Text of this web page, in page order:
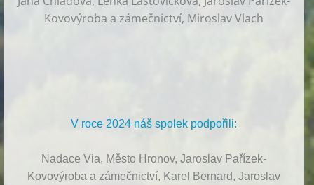
Kovovýroba a zámečnictví, Miroslav Vlach
V roce 2024 náš spolek podpořili:
Nadace Via, Město Hronov, Jaroslav Pařízek-
Kovovýroba a zámečnictví, Karel Bernard, Jaroslav